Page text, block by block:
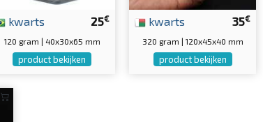
25€
kwarts
120 gram | 40x30x65 mm
product bekijken
35€
kwarts
320 gram | 120x45x40 mm
product bekijken